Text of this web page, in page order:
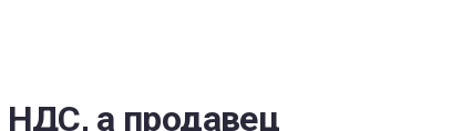
НДС, а продавец